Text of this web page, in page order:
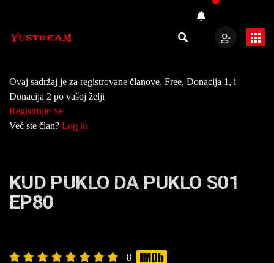
Ovaj sadržaj je za registrovane članove. Free, Donacija 1, i
Donacija 2 po vašoj želji
Registrujte Se
Već ste član? Log in
KUD PUKLO DA PUKLO S01
EP80
8